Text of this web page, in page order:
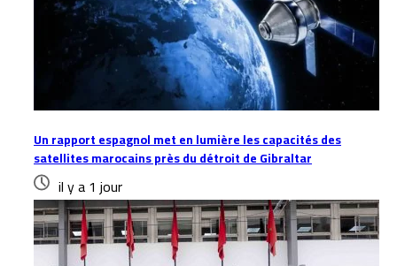
Un rapport espagnol met en lumière les capacités des
satellites marocains près du détroit de Gibraltar
il y a 1 jour